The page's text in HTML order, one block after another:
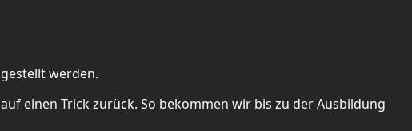
werden.
einen Trick zurück. So bekommen wir bis zu der Ausbildung